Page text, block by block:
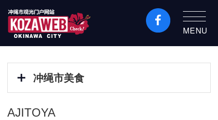
冲绳市旅游门户网站
MENU
冲绳市美食
AJITOYA